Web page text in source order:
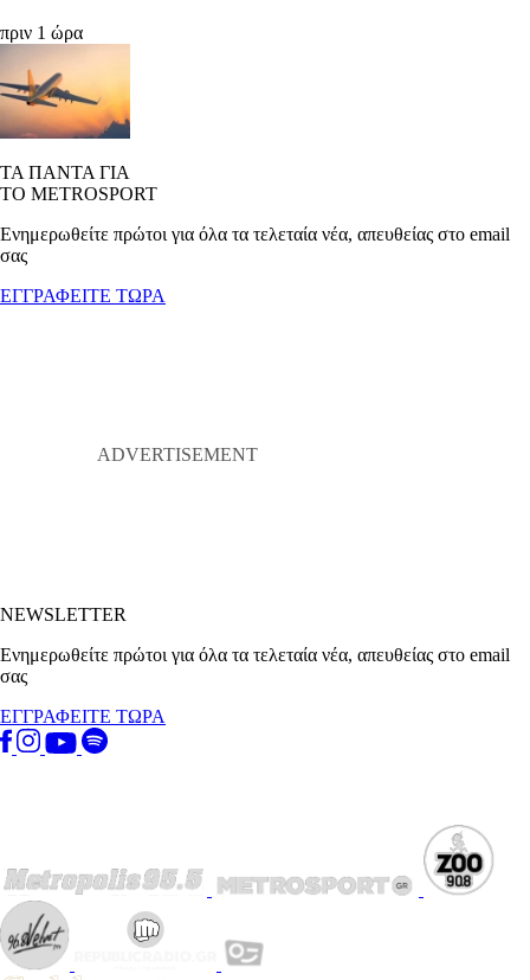
πριν 1 ώρα
ΤΑ ΠΑΝΤΑ ΓΙΑ
ΤΟ METROSPORT
Ενημερωθείτε πρώτοι για όλα τα τελεταία νέα, απευθείας στο email
σας
ΕΓΓΡΑΦΕΙΤΕ ΤΩΡΑ
NEWSLETTER
Ενημερωθείτε πρώτοι για όλα τα τελεταία νέα, απευθείας στο email
σας
ΕΓΓΡΑΦΕΙΤΕ ΤΩΡΑ